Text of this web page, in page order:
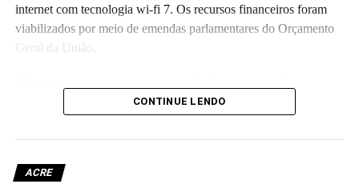
internet com tecnologia wi-fi 7. Os recursos financeiros foram
viabilizados por meio de emendas parlamentares do Orçamento
Geral da União.
realização de um compromisso com a qualidade da educação
reitora Guida Aquino. Ela informou que o antigo prédio do
patrimônio histórico da instituição, passará por revitalização para
CONTINUE LENDO
ACRE